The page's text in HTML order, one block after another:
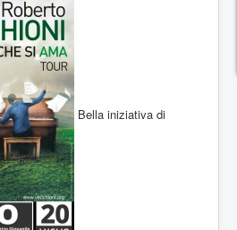
Bella iniziativa di